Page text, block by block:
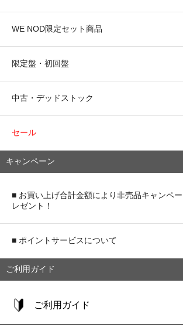
WE NOD限定セット商品
限定盤・初回盤
中古・デッドストック
セール
キャンペーン
■ お買い上げ合計金額により非売品キャンペ
レゼント！
■ ポイントサービスについて
ご利用ガイド
ご利用ガイド